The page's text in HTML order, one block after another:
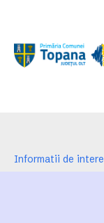
Informatii de